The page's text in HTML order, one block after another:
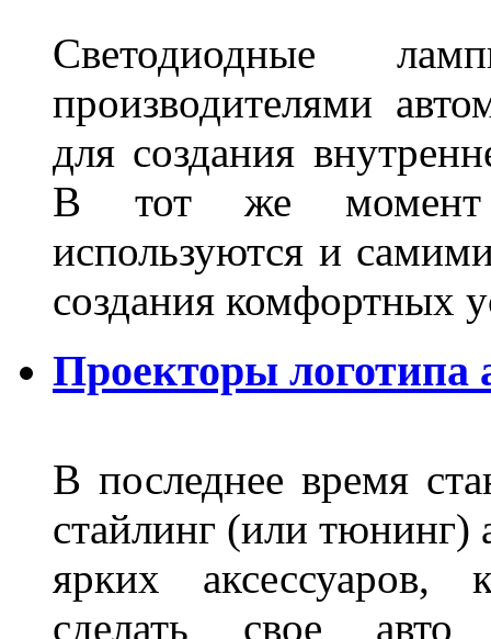
Светодиодные
производителями
для создания
В тот же момент
используются и
создания комфортных
Проекторы логотипа
В последнее время
стайлинг (или тюнинг)
ярких аксессуаров,
сделать свое